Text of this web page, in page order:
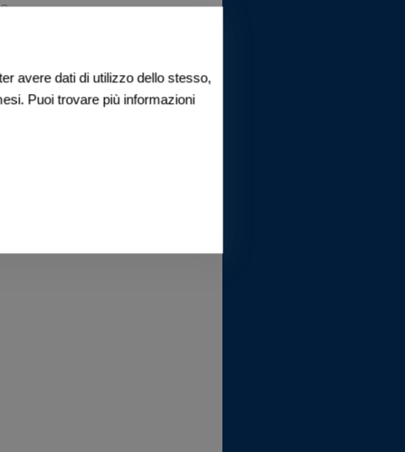
avere dati di utilizzo dello stesso,
Puoi trovare più informazioni